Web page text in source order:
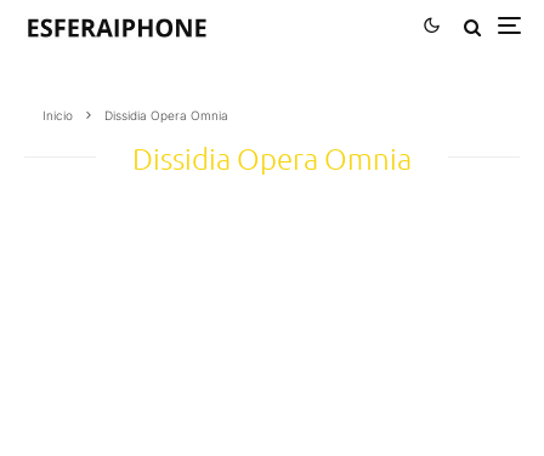
Inicio Dissidia Opera Omnia
Dissidia Opera Omnia